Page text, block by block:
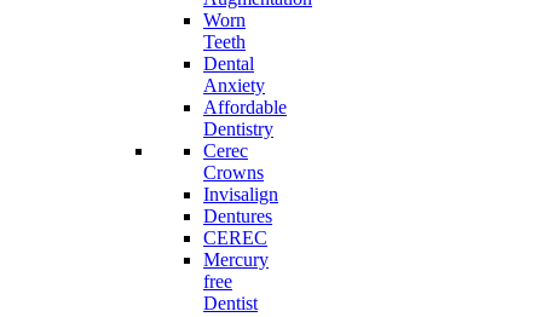
Worn
Teeth
Dental
Anxiety
Affordable
Dentistry
Cerec
Crowns
Invisalign
Dentures
CEREC
Mercury
free
Dentist